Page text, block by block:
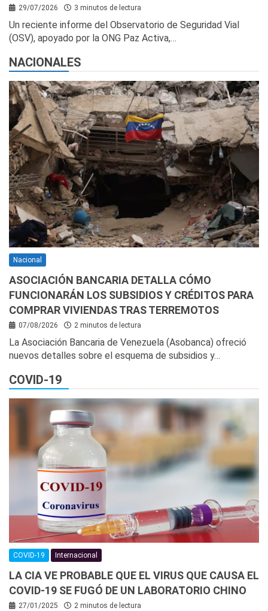
29/07/2026 3 minutos de lectura
Un reciente informe del Observatorio de Seguridad Vial
(OSV), apoyado por la ONG Paz Activa,…
NACIONALES
Nacional
ASOCIACIÓN BANCARIA DETALLA CÓMO
FUNCIONARÁN LOS SUBSIDIOS Y CRÉDITOS PARA
COMPRAR VIVIENDAS TRAS TERREMOTOS
07/08/2026 2 minutos de lectura
La Asociación Bancaria de Venezuela (Asobanca) ofreció
nuevos detalles sobre el esquema de subsidios y…
COVID-19
COVID-19 Internacional
LA CIA VE PROBABLE QUE EL VIRUS QUE CAUSA EL
COVID-19 SE FUGÓ DE UN LABORATORIO CHINO
27/01/2025 2 minutos de lectura